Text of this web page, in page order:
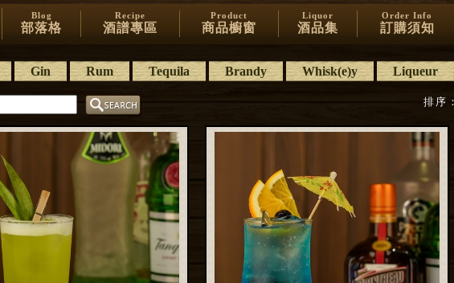
Blog
部落格
Recipe
酒譜專區
Product
商品櫥窗
Liquor
酒品集
Order Info
訂購須知
Gin Rum Tequila Brandy Whisk(e)y Liqueur
排序